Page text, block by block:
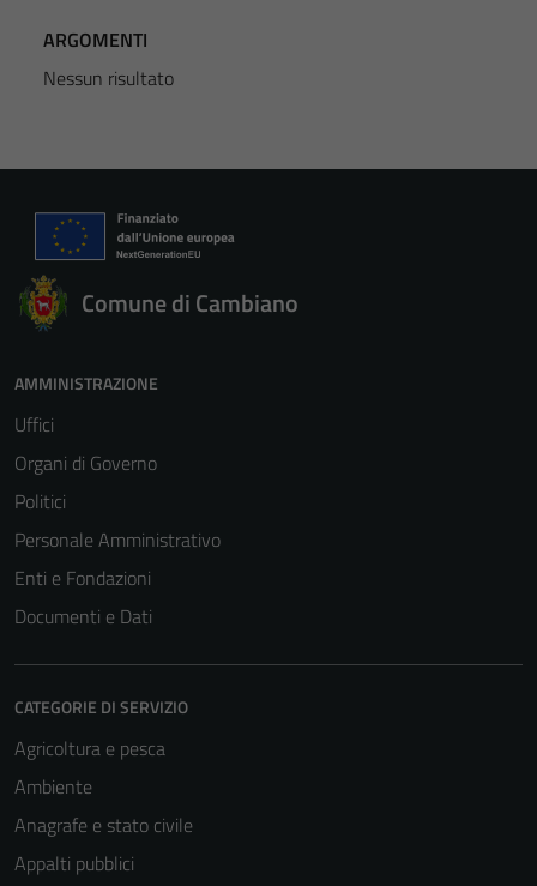
ARGOMENTI
Nessun risultato
Comune di Cambiano
AMMINISTRAZIONE
Uffici
Organi di Governo
Politici
Personale Amministrativo
Enti e Fondazioni
Documenti e Dati
CATEGORIE DI SERVIZIO
Agricoltura e pesca
Ambiente
Anagrafe e stato civile
Appalti pubblici